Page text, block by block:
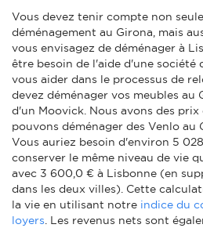
Vous devez tenir compte non
déménagement au Girona, mais
vous envisagez de déménager à
être besoin de l'aide d'une société
vous aider dans le processus de
devez déménager vos meubles au
d'un Moovick. Nous avons des
pouvons déménager des Venlo au
Vous auriez besoin d'environ 5
conserver le même niveau de vie
avec 3 600,0 € à Lisbonne (en
dans les deux villes). Cette
la vie en utilisant notre indice du
loyers . Les revenus nets sont